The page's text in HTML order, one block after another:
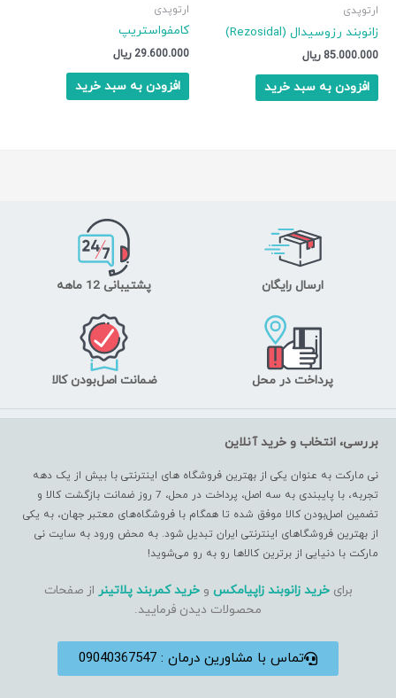
ارتوپدی
زانوبند رزوسیدال (Rezosidal)
85.000.000 ریال
افزودن به سبد خرید
ارتوپدی
کامفواستریپ
29.600.000 ریال
افزودن به سبد خرید
ارسال رایگان پشتیبانی 12 ماهه
پرداخت در محل ضمانت اصل‌بودن کالا
بررسی، انتخاب و خرید آنلاین
نی مارکت به عنوان یکی از بهترین فروشگاه های اینترنتی با بیش از یک دهه
تجربه، با پایبندی به سه اصل، پرداخت در محل، 7 روز ضمانت بازگشت کالا و
تضمین اصل‌بودن کالا موفق شده تا همگام با فروشگاه‌های معتبر جهان، به یکی
از بهترین فروشگاهای اینترنتی ایران تبدیل شود. به محض ورود به سایت نی
مارکت با دنیایی از برترین کالاها رو به رو می‌شوید!
برایخرید زانوبند زاپیامکس وخرید کمربند پلاتینر از صفحات
محصولات دیدن فرمایید.
تماس با مشاورین درمان : 09040367547